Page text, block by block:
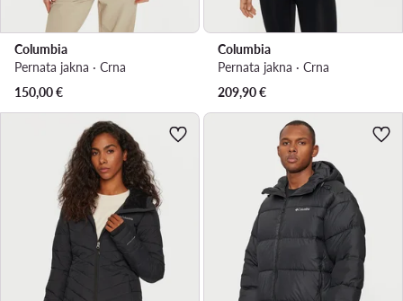
Columbia
Pernata jakna · Crna
150,00€
Columbia
Pernata jakna · Crna
209,90€